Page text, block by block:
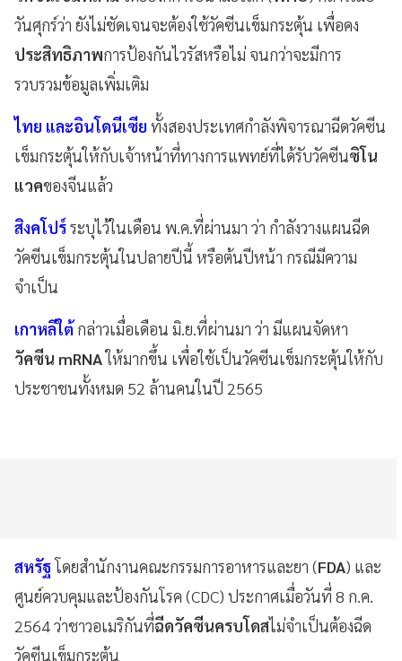
วันศุกร์ว่า ยังไม่ชัดเจนจะต้องใช้วัคซีนเข็มกระตุ้น เพื่อคง
ประสิทธิภาพการป้องกันไวรัสหรือไม่ จนกว่าจะมีการ
รวบรวมข้อมูลเพิ่มเติม
ไทย และอินโดนีเซีย ทั้งสองประเทศกำลังพิจารณาฉีดวัคซีน
เข็มกระตุ้นให้กับเจ้าหน้าที่ทางการแพทย์ที่ได้รับวัคซีนซิโน
แวคของจีนแล้ว
สิงคโปร์ระบุไว้ในเดือน พ.ค.ที่ผ่านมา ว่า กำลังวางแผนฉีด
วัคซีนเข็มกระตุ้นในปลายปีนี้ หรือต้นปีหน้า กรณีมีความ
จำเป็น
เกาหลีใต้กล่าวเมื่อเดือน มิ.ย.ที่ผ่านมา ว่า มีแผนจัดหา
วัคซีน mRNAให้มากขึ้น เพื่อใช้เป็นวัคซีนเข็มกระตุ้นให้กับ
ประชาชนทั้งหมด 52 ล้านคนในปี 2565
สหรัฐโดยสำนักงานคณะกรรมการอาหารและยา (FDA) และ
ศูนย์ควบคุมและป้องกันโรค (CDC) ประกาศเมื่อวันที่ 8 ก.ค.
2564 ว่าชาวอเมริกันที่ฉีดวัคซีนครบโดสไม่จำเป็นต้องฉีด
วัคซีนเข็มกระตุ้น